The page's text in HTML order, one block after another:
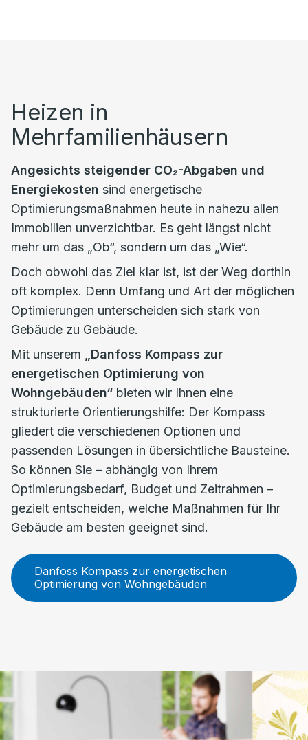
Heizen in
Mehrfamilienhäusern
Angesichts steigender CO₂-Abgaben und
Energiekosten sind energetische
Optimierungsmaßnahmen heute in nahezu allen
Immobilien unverzichtbar. Es geht längst nicht
mehr um das „Ob“, sondern um das „Wie“.
Doch obwohl das Ziel klar ist, ist der Weg dorthin
oft komplex. Denn Umfang und Art der möglichen
Optimierungen unterscheiden sich stark von
Gebäude zu Gebäude.
Mit unserem
„Danfoss Kompass zur
energetischen Optimierung von
Wohngebäuden“ bieten wir Ihnen eine
strukturierte Orientierungshilfe: Der Kompass
gliedert die verschiedenen Optionen und
passenden Lösungen in übersichtliche Bausteine.
So können Sie – abhängig von Ihrem
Optimierungsbedarf, Budget und Zeitrahmen –
gezielt entscheiden, welche Maßnahmen für Ihr
Gebäude am besten geeignet sind.
Danfoss Kompass zur energetischen
Optimierung von Wohngebäuden